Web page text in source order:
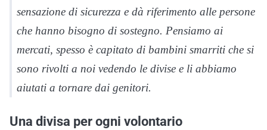
sensazione di sicurezza e dà riferimento alle persone
che hanno bisogno di sostegno. Pensiamo ai
mercati, spesso è capitato di bambini smarriti che si
sono rivolti a noi vedendo le divise e li abbiamo
aiutati a tornare dai genitori.
Una divisa per ogni volontario